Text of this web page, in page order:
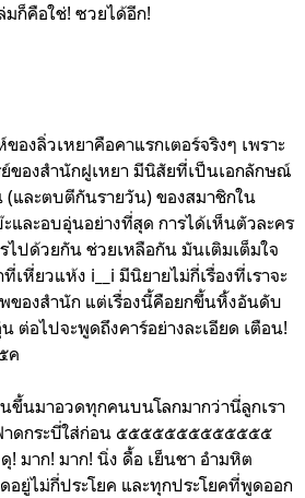
มก็คือใช่! ซวยได้อีก!
วเหยาคือคาแรกเตอร์จริงๆ เพราะ
ของสำนักฝูเหยา มีนิสัยที่เป็นเอกลักษณ์
ละตบตีกันรายวัน) ของสมาชิกใน
และอบอุ่นอย่างที่สุด การได้เห็นตัวละคร
ปด้วยกัน ช่วยเหลือกัน มันเติมเต็มใจ
หี่ยวแห้ง i__i มีนิยายไม่กี่เรื่องที่เราจะ
ของสำนัก แต่เรื่องนี้คือยกขึ้นหิ้งอันดับ
ต่อไปจะพูดถึงคาร์อย่างละเอียด เตือน!
ค
นมาอวดทุกคนบนโลกมากว่านี่ลูกเรา
าดกระบี่ใส่ก่อน ๕๕๕๕๕๕๕๕๕๕๕๕๕
! มาก! มาก! นิ่ง ดื้อ เย็นชา อำมหิต
ยู่ไม่กี่ประโยค และทุกประโยคที่พูดออก